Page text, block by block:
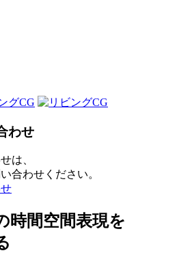
わせ
は、
合わせください。
時間空間表現を